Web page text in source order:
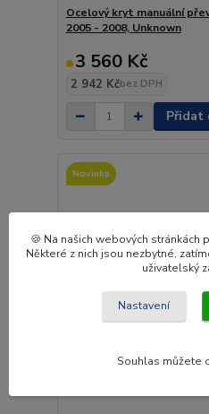
Ocelový kryt manuální
2005 - 2008, Unknown
3 560 Kč
2 942 Kčbez DPH
Přidat
Novinka
🍪 Na našich webových
Některé z nich jsou nezbytné,
uživatelský
Nastavení
Souhlas můžete